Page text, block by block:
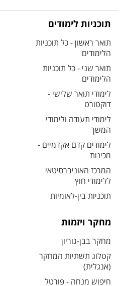
תוכניות לימודים
תואר ראשון - כל תוכניות
הלימודים
תואר שני - כל תוכניות
הלימודים
לימודי תואר שלישי -
דוקטורט
לימודי תעודה ולימודי
המשך
לימודים קדם אקדמיים -
מכינות
המרכז האוניברסיטאי
ללימודי חוץ
תוכניות בין-לאומיות
מחקר ויזמות
מחקר בבן-גוריון
קטלוג תשתיות המחקר
(אנגלית)
חיפוש מנחה - פורטל